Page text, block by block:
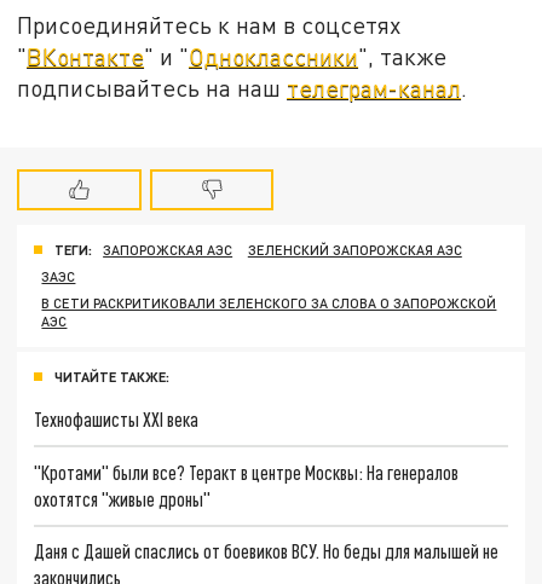
Присоединяйтесь к нам в соцсетях
"ВКонтакте" и "Одноклассники", также
подписывайтесь на наш телеграм-канал
ТЕГИ: ЗАПОРОЖСКАЯ АЭС
ЗЕЛЕНСКИЙ ЗАПОРОЖСКАЯ АЭС
ЗАЭС
В СЕТИ РАСКРИТИКОВАЛИ ЗЕЛЕНСКОГО ЗА СЛОВА О ЗАПОРОЖСКОЙ
АЭС
ЧИТАЙТЕ ТАКЖЕ:
Технофашисты XXI века
"Кротами" были все? Теракт в центре Москвы: На генералов
охотятся "живые дроны"
Даня с Дашей спаслись от боевиков ВСУ. Но беды для малышей не
закончились